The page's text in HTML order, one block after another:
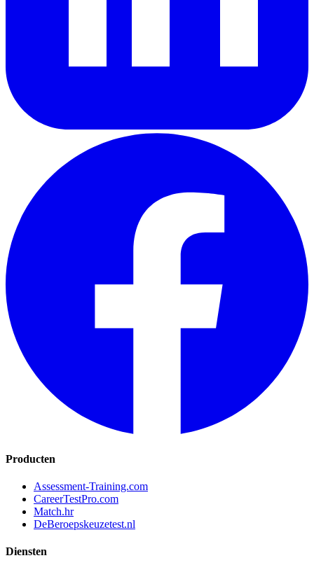
Producten
Assessment-Training.com
CareerTestPro.com
Match.hr
DeBeroepskeuzetest.nl
Diensten